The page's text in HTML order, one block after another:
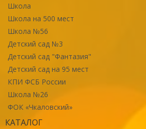
Школа
Школа на 500 мест
Школа №56
Детский сад №3
Детский сад "Фантазия"
Детский сад на 95 мест
КПИ ФСБ России
Школа №26
ФОК «Чкаловский»
КАТАЛОГ